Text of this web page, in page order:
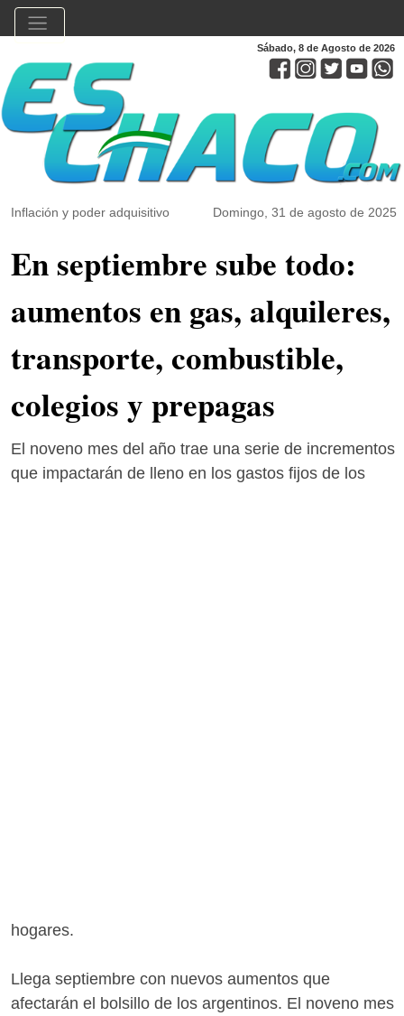
Sábado, 8 de Agosto de 2026
Inflación y poder adquisitivo Domingo, 31 de agosto de 2025
En septiembre sube todo:
aumentos en gas, alquileres,
transporte, combustible,
colegios y prepagas
El noveno mes del año trae una serie de incrementos
que impactarán de lleno en los gastos fijos de los
hogares.
Llega septiembre con nuevos aumentos que
afectarán el bolsillo de los argentinos. El noveno mes